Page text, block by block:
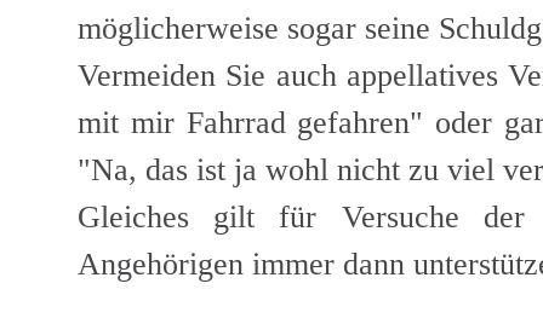
möglicherweise sogar seine
Vermeiden Sie auch appellatives
mit mir Fahrrad gefahren" oder
"Na, das ist ja wohl nicht zu viel
Gleiches gilt für Versuche der
Angehörigen immer dann